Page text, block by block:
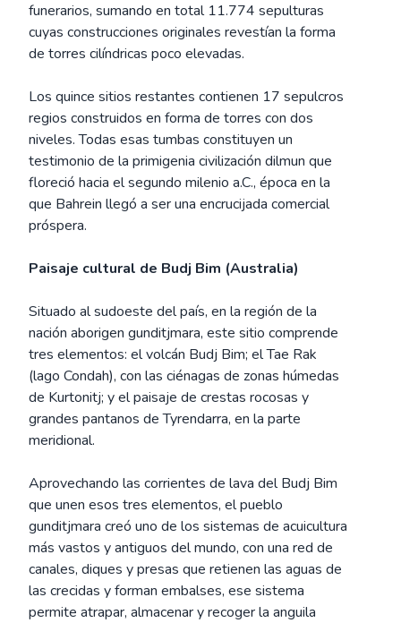
funerarios, sumando en total 11.774 sepulturas
cuyas construcciones originales revestían la forma
de torres cilíndricas poco elevadas.
Los quince sitios restantes contienen 17 sepulcros
regios construidos en forma de torres con dos
niveles. Todas esas tumbas constituyen un
testimonio de la primigenia civilización dilmun que
floreció hacia el segundo milenio a.C., época en la
que Bahrein llegó a ser una encrucijada comercial
próspera.
Paisaje cultural de Budj Bim (Australia)
Situado al sudoeste del país, en la región de la
nación aborigen gunditjmara, este sitio comprende
tres elementos: el volcán Budj Bim; el Tae Rak
(lago Condah), con las ciénagas de zonas húmedas
de Kurtonitj; y el paisaje de crestas rocosas y
grandes pantanos de Tyrendarra, en la parte
meridional.
Aprovechando las corrientes de lava del Budj Bim
que unen esos tres elementos, el pueblo
gunditjmara creó uno de los sistemas de acuicultura
más vastos y antiguos del mundo, con una red de
canales, diques y presas que retienen las aguas de
las crecidas y forman embalses, ese sistema
permite atrapar, almacenar y recoger la anguila